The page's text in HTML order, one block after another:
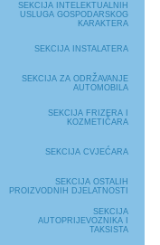
SEKCIJA INTELEKTUALNIH
USLUGA GOSPODARSKOG
KARAKTERA
SEKCIJA INSTALATERA
SEKCIJA ZA ODRŽAVANJE
AUTOMOBILA
SEKCIJA FRIZERA I
KOZMETIČARA
SEKCIJA CVJEĆARA
SEKCIJA OSTALIH
PROIZVODNIH DJELATNOSTI
SEKCIJA
AUTOPRIJEVOZNIKA I
TAKSISTA